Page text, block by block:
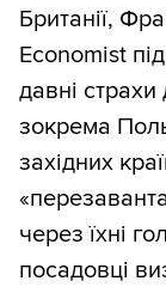
Британії,
Economist
давні
зокрема
західних
через їхні
посадовці